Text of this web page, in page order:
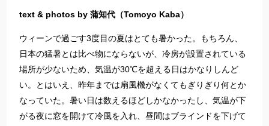
text & photos by 蒲知代（Tomoyo Kaba）
ウィーンで過ごす3度目の夏はとても暑かった。もちろん、
日本の猛暑とは比べ物にならないが、冷房が設置されている
場所が少ないため、気温が30℃を超える日はかなりしんど
い。とはいえ、昨年までは扇風機がなくてもぎりぎり何とか
なっていた。暑い日は数えるほどしかなかったし、気温が下
がる夜に窓を開けて冷風を入れ、昼間はブラインドを下げて